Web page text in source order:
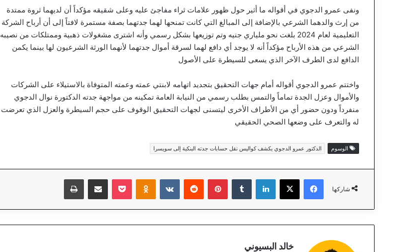
ونفى عمرو الدجوي في أقواله ما أثير حول ظهور علامات ثراء مفاجئ عليه وعلى شقيقه مؤكداً أن لديهما ثروة ممتدة
من إرث والدهما الشرعي بالإضافة إلى المبالغ التي كانت تمنحها لهما جدتهما بصفة مستمرة لافتاً إلى أن أرباح الشركة
التعليمية لعام 2024 بلغت نحو ملياري جنيه وتم توزيعها بشكل رسمي وأنه اشترى مشغولات ذهبية وممتلكات من نصيبه
الشرعي من هذه الأرباح مؤكداً أنه لا يوجد أي دافع لهما لسرقة أموال جدتهما لأنهما الورثة الشرعيون لها بينما يكمن
الدافع لدى الطرف الآخر الذي يسعى للسيطرة على الأصول
واختتم عمرو الدجوي أقواله أمام جهات التحقيق بتجديد اتهامه لابنتي عمته وعمته المتوفاة بالاستيلاء على الشركات
والأموال وعزل الجدة تماماً والتمس بطلب رسمي من النيابة العامة تمكينه من مواجهة جدته الدكتورة نوال الدجوي
منفرداً ودون حضور أي من الأطراف الأخرى ليتسنى لجهات التحقيق الوقوف على حجم السيطرة والعزل الذي تعرضت
له والتعرف على وضعها الصحي الحقيقي
الوسوم الدكتور عمرو الدجوي يكشف كواليس نقل حسابات جدته البنكية إلى سويسرا
شاركها
فيسبوك لينكدإن بينتيريست
خالد البسيوني